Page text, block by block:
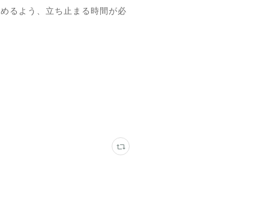
るよう、立ち止まる時間が必